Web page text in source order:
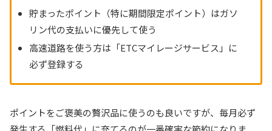
貯まったポイント（特に期間限定ポイント）はガソ
リン代の支払いに優先して使う
高速道路を使う方は「ETCマイレージサービス」に
必ず登録する
ポイントをご褒美の贅沢品に使うのも良いですが、毎月必ず